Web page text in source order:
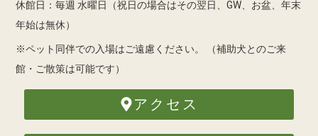
休館日：毎週 水曜日（祝日の場合はその翌日、GW、お盆、年末
年始は無休）
※ペット同伴での入場はご遠慮ください。
（補助犬とのご来
館・ご散策は可能です）
アクセス